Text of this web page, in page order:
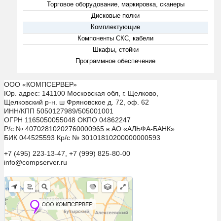
Торговое оборудование, маркировка, сканеры
Дисковые полки
Комплектующие
Компоненты СКС, кабели
Шкафы, стойки
Программное обеспечение
ООО «КОМПСЕРВЕР»
Юр. адрес: 141100 Московская обл, г. Щелково,
Щелковский р-н. ш Фряновское д. 72, оф. 62
ИНН/КПП 5050127989/505001001
ОГРН 1165050055048 ОКПО 04862247
Р/с № 40702810202760000965 в АО «АЛЬФА-БАНК»
БИК 044525593 Кр/с № 30101810200000000593
+7 (495) 223-13-47, +7 (999) 825-80-00
info@compserver.ru